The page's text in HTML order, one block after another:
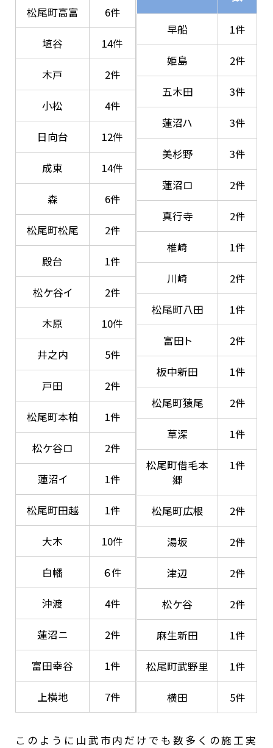
松尾町高富 6件
埴谷 14件
木戸 2件
小松 4件
日向台 12件
成東 14件
森 6件
松尾町松尾 2件
殿台 1件
松ケ谷イ 2件
木原 10件
井之内 5件
戸田 2件
松尾町本柏 1件
松ケ谷ロ 2件
蓮沼イ 1件
松尾町田越 1件
大木 10件
白幡 ６件
沖渡 4件
蓮沼ニ 2件
富田幸谷 1件
上横地 7件
早船 1件
姫島 2件
五木田 3件
蓮沼ハ 3件
美杉野 3件
蓮沼ロ 2件
真行寺 2件
椎崎 1件
川崎 2件
松尾町八田 1件
富田ト 2件
板中新田 1件
松尾町猿尾 2件
草深 1件
松尾町借毛本
郷
1件
松尾町広根 2件
湯坂 2件
津辺 2件
松ケ谷 2件
麻生新田 1件
松尾町武野里 1件
横田 5件
このように山武市内だけでも数多くの施工実